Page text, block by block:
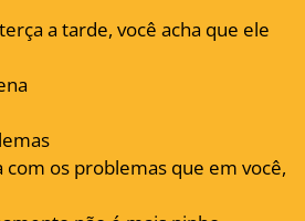
a tarde, você acha que ele
com os problemas que em você,